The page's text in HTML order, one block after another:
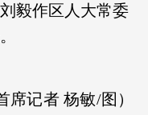
毅作区人大常委
记者 杨敏/图）